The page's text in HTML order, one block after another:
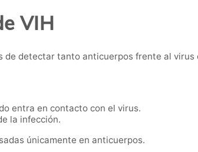
VIH
de detectar tanto anticuerpos frente al virus
entra en contacto con el virus.
la infección.
únicamente en anticuerpos.